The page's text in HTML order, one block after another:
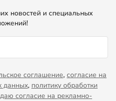
новостей и специальных
соглашение, согласие на
данных, политику обработки
даю согласие на рекламно-